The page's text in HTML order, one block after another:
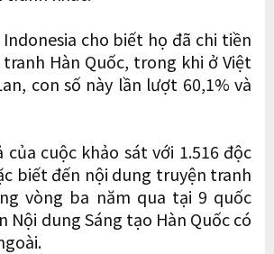
cho biết họ đã chi tiền
Hàn Quốc, trong khi ở Việt
con số này lần lượt 60,1% và
cuộc khảo sát với 1.516 độc
biết đến nội dung truyện tranh
vòng ba năm qua tại 9 quốc
Nội dung Sáng tạo Hàn Quốc có